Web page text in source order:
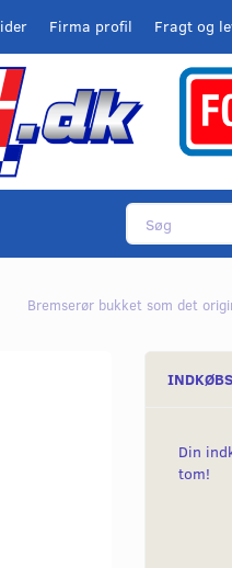
Fragt og
Firma profil
Bremserør bukket som det
Din
tom!